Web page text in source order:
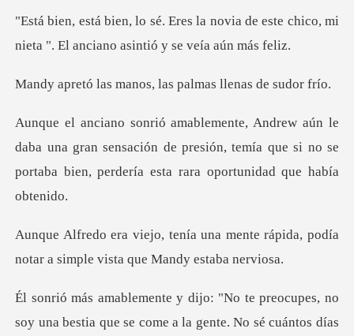
novia de este chico, mi
nieta ". El an
nos, las palmas lle
una gran sensación de presión, temía que si no se
portaba
a mente rápida, podía
notar a simp
stia que se come a la gente. No sé cuántos días